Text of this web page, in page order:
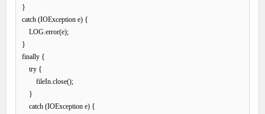
}
catch (IOException e) {
    LOG.error(e);
}
finally {
    try {
        fileIn.close();
    }
    catch (IOException e) {